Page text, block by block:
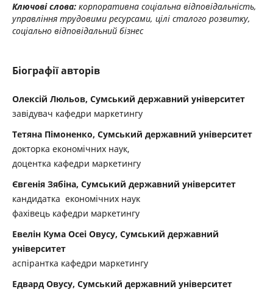
Ключові слова: корпоративна соціальна відповідальність,
управління трудовими ресурсами, цілі сталого розвитку,
соціально відповідальний бізнес
Біографії авторів
Олексій Люльов, Сумський державний університет
завідувач кафедри маркетингу
Тетяна Пімоненко, Сумський державний університет
докторка економічних наук,
доцентка кафедри маркетингу
Євгенія Зябіна, Сумський державний університет
кандидатка економічних наук
фахівець кафедри маркетингу
Евелін Кума Осеі Овусу, Сумський державний
університет
аспірантка кафедри маркетингу
Едвард Овусу, Сумський державний університет